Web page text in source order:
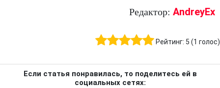
Редактор: AndreyEx
Рейтинг: 5 (1 голос)
Если статья понравилась, то поделитесь ей в
социальных сетях: